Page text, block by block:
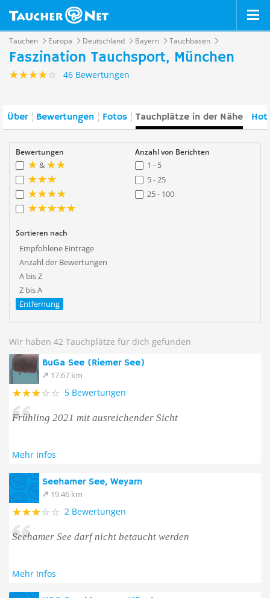
Tauchen Europa Deutschland Bayern Tauchbasen
Faszination Tauchsport, München
46 Bewertungen
Über Bewertungen Fotos Tauchplätze in der Nähe
Bewertungen
&
Anzahl von Berichten
1 - 5
5 - 25
25 - 100
Sortieren nach
Empfohlene Einträge
Anzahl der Bewertungen
A bis Z
Z bis A
Entfernung
Wir haben 42 Tauchplätze für dich gefunden
BuGa See (Riemer See)
17.67 km
5 Bewertungen
Frühling 2021 mit ausreichender Sicht
Mehr Infos
Seehamer See, Weyarn
19.46 km
2 Bewertungen
Seehamer See darf nicht betaucht werden
Mehr Infos